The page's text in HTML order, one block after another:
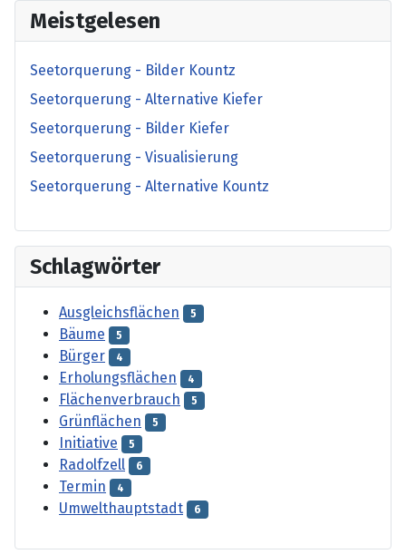
Meistgelesen
Seetorquerung - Bilder Kountz
Seetorquerung - Alternative Kiefer
Seetorquerung - Bilder Kiefer
Seetorquerung - Visualisierung
Seetorquerung - Alternative Kountz
Schlagwörter
Ausgleichsflächen 5
Bäume 5
Bürger 4
Erholungsflächen 4
Flächenverbrauch 5
Grünflächen 5
Initiative 5
Radolfzell 6
Termin 4
Umwelthauptstadt 6